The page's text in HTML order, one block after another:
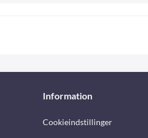
Information
Cookieindstillinger